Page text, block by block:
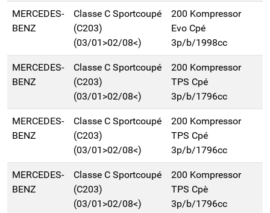
MERCEDES-
BENZ
Classe C Sportcoupé
(C203)
(03/01>02/08<)
200 Kompressor
Evo Cpé
3p/b/1998cc
MERCEDES-
BENZ
Classe C Sportcoupé
(C203)
(03/01>02/08<)
200 Kompressor
TPS Cpé
3p/b/1796cc
MERCEDES-
BENZ
Classe C Sportcoupé
(C203)
(03/01>02/08<)
200 Kompressor
TPS Cpé
3p/b/1796cc
MERCEDES-
BENZ
Classe C Sportcoupé
(C203)
(03/01>02/08<)
200 Kompressor
TPS Cpè
3p/b/1796cc